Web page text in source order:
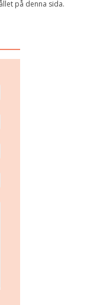
på denna sida.